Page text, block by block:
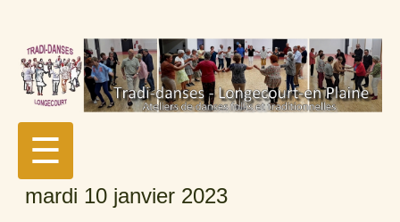
☰
mardi 10 janvier 2023